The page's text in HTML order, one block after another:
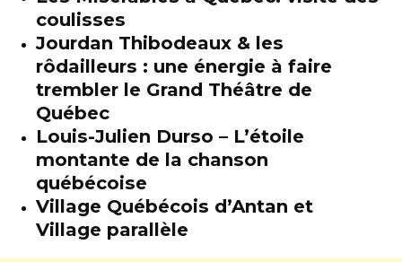
coulisses
Jourdan Thibodeaux & les
rôdailleurs : une énergie à faire
trembler le Grand Théâtre de
Québec
Louis-Julien Durso – L’étoile
montante de la chanson
québécoise
Village Québécois d’Antan et
Village parallèle